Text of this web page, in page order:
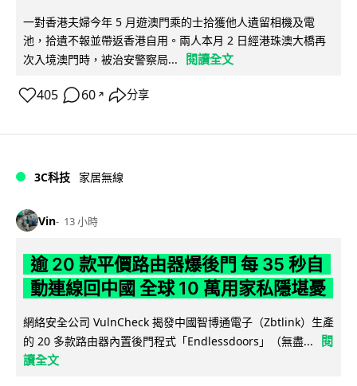
一對香港夫婦今年 5 月遊澳門乘的士拾獲他人遺留相機及電
池，拾遺不報並帶返香港自用。兩人本月 2 日經港珠澳大橋再
次入境澳門時，被治安警察局...
閱讀全文
405 60 ↗ 分享
3C科技 家居無線
Vin 13 小時
逾 20 款平價路由器爆後門 每 35 秒自
動連線回中國 全球 10 萬用家私隱堪憂
網絡安全公司 VulnCheck 揭發中國智博通電子（Zbtlink）生產
的 20 多款路由器內置後門程式「Endlessdoors」（無盡...
閱
讀全文